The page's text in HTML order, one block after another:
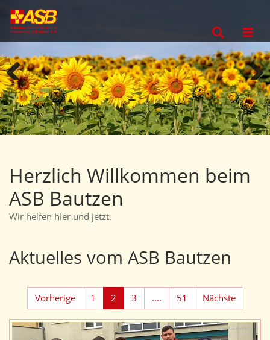
Zurück Weiter
Herzlich Willkommen beim
ASB Bautzen
Wir helfen hier und jetzt.
Aktuelles vom ASB Bautzen
Vorherige 1 2 3 .... 51 Nächste